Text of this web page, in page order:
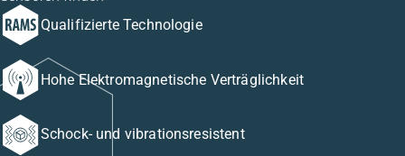
Qualifizierte Technologie
Hohe Elektromagnetische Verträglichkeit
Schock- und vibrationsresistent